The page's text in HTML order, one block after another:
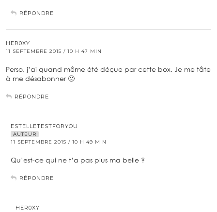
RÉPONDRE
HER0XY
11 SEPTEMBRE 2015 / 10 H 47 MIN
Perso, j’ai quand même été déçue par cette box. Je me tâte
à me désabonner 🙁
RÉPONDRE
ESTELLETESTFORYOU
AUTEUR
11 SEPTEMBRE 2015 / 10 H 49 MIN
Qu’est-ce qui ne t’a pas plus ma belle ?
RÉPONDRE
HER0XY